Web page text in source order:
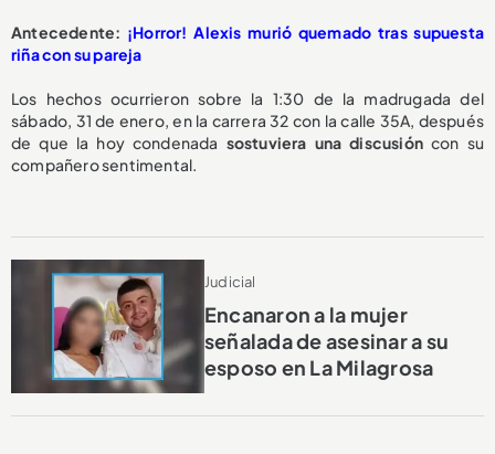
Antecedente: ¡Horror! Alexis murió quemado tras supuesta
riña con su pareja
Los hechos ocurrieron sobre la 1:30 de la madrugada del
sábado, 31 de enero, en la carrera 32 con la calle 35A, después
de que la hoy condenada sostuviera una discusión con su
compañero sentimental.
Judicial
Encanaron a la mujer
señalada de asesinar a su
esposo en La Milagrosa